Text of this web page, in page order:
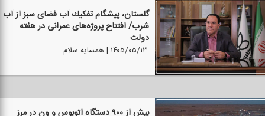
گلستان، پیشگام تفكیك آب فضای سبز از آب
شرب/ افتتاح پروژه‌های عمرانی در هفته
دولت
۱۴۰۵/۰۵/۱۳ | همسایه سلام
بیش از ۹۰۰ دستگاه اتوبوس و ون در مرز